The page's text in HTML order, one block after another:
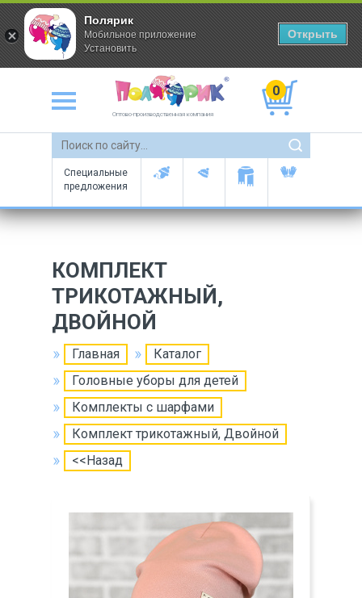
Оптово-производственная компания
0
Специальные
предложения
КОМПЛЕКТ
ТРИКОТАЖНЫЙ,
ДВОЙНОЙ
Главная
Каталог
Головные уборы для детей
Комплекты с шарфами
Комплект трикотажный, Двойной
<<Назад
Полярик
Мобильное приложение
Установить
Открыть